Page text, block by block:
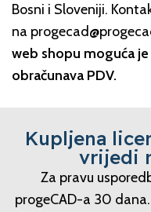
Bosni i Sloveniji.
na
web shopu moguća je
obračunava PDV.
Kupljena
vrijedi
Za pravu
progeCAD-a 30 dana.